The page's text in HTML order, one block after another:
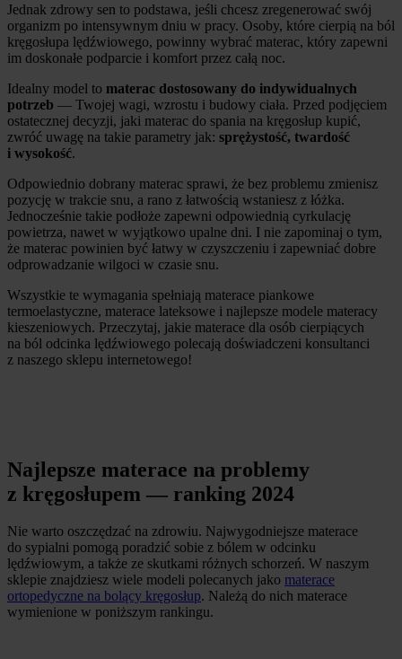
Jednak zdrowy sen to podstawa, jeśli chcesz zregenerować swój
organizm po intensywnym dniu w pracy. Osoby, które cierpią na ból
kręgosłupa lędźwiowego, powinny wybrać materac, który zapewni
im doskonałe podparcie i komfort przez całą noc.
Idealny model to materac dostosowany do indywidualnych
potrzeb — Twojej wagi, wzrostu i budowy ciała. Przed podjęciem
ostatecznej decyzji, jaki materac do spania na kręgosłup kupić,
zwróć uwagę na takie parametry jak: sprężystość, twardość
i wysokość.
Odpowiednio dobrany materac sprawi, że bez problemu zmienisz
pozycję w trakcie snu, a rano z łatwością wstaniesz z łóżka.
Jednocześnie takie podłoże zapewni odpowiednią cyrkulację
powietrza, nawet w wyjątkowo upalne dni. I nie zapominaj o tym,
że materac powinien być łatwy w czyszczeniu i zapewniać dobre
odprowadzanie wilgoci w czasie snu.
Wszystkie te wymagania spełniają materace piankowe
termoelastyczne, materace lateksowe i najlepsze modele materacy
kieszeniowych. Przeczytaj, jakie materace dla osób cierpiących
na ból odcinka lędźwiowego polecają doświadczeni konsultanci
z naszego sklepu internetowego!
Najlepsze materace na problemy
z kręgosłupem — ranking 2024
Nie warto oszczędzać na zdrowiu. Najwygodniejsze materace
do sypialni pomogą poradzić sobie z bólem w odcinku
lędźwiowym, a także ze skutkami różnych schorzeń. W naszym
sklepie znajdziesz wiele modeli polecanych jako materace
ortopedyczne na bolący kręgosłup. Należą do nich materace
wymienione w poniższym rankingu.